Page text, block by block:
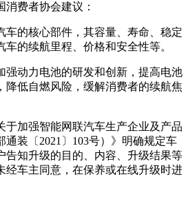
费者协会建议：
车的核心部件，其容量、寿命、稳定
的续航里程、价格和安全性等。
强动力电池的研发和创新，提高电池
降低自燃风险，缓解消费者的续航焦
于加强智能网联汽车生产企业及产品
装〔2021〕103号）》明确规定车
告知升级的目的、内容、升级结果等
经车主同意，在保养或在线升级时进